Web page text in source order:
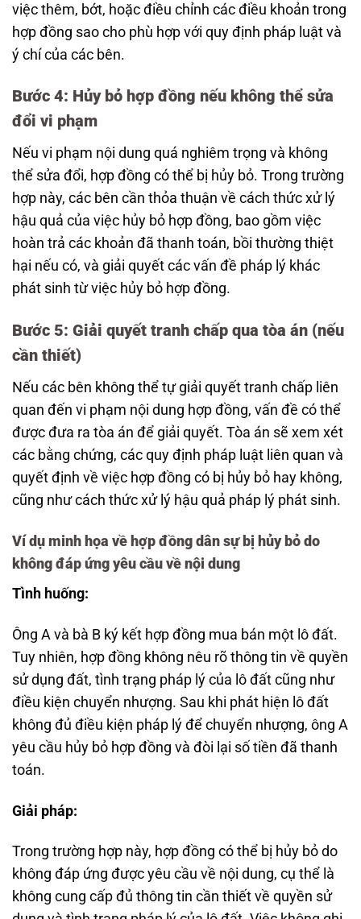
việc thêm, bớt, hoặc điều chỉnh các điều khoản trong
hợp đồng sao cho phù hợp với quy định pháp luật và
ý chí của các bên.
Bước 4: Hủy bỏ hợp đồng nếu không thể sửa
đổi vi phạm
Nếu vi phạm nội dung quá nghiêm trọng và không
thể sửa đổi, hợp đồng có thể bị hủy bỏ. Trong trường
hợp này, các bên cần thỏa thuận về cách thức xử lý
hậu quả của việc hủy bỏ hợp đồng, bao gồm việc
hoàn trả các khoản đã thanh toán, bồi thường thiệt
hại nếu có, và giải quyết các vấn đề pháp lý khác
phát sinh từ việc hủy bỏ hợp đồng.
Bước 5: Giải quyết tranh chấp qua tòa án (nếu
cần thiết)
Nếu các bên không thể tự giải quyết tranh chấp liên
quan đến vi phạm nội dung hợp đồng, vấn đề có thể
được đưa ra tòa án để giải quyết. Tòa án sẽ xem xét
các bằng chứng, các quy định pháp luật liên quan và
quyết định về việc hợp đồng có bị hủy bỏ hay không,
cũng như cách thức xử lý hậu quả pháp lý phát sinh.
Ví dụ minh họa về hợp đồng dân sự bị hủy bỏ do
không đáp ứng yêu cầu về nội dung
Tình huống:
Ông A và bà B ký kết hợp đồng mua bán một lô đất.
Tuy nhiên, hợp đồng không nêu rõ thông tin về quyền
sử dụng đất, tình trạng pháp lý của lô đất cũng như
điều kiện chuyển nhượng. Sau khi phát hiện lô đất
không đủ điều kiện pháp lý để chuyển nhượng, ông A
yêu cầu hủy bỏ hợp đồng và đòi lại số tiền đã thanh
toán.
Giải pháp:
Trong trường hợp này, hợp đồng có thể bị hủy bỏ do
không đáp ứng được yêu cầu về nội dung, cụ thể là
không cung cấp đủ thông tin cần thiết về quyền sử